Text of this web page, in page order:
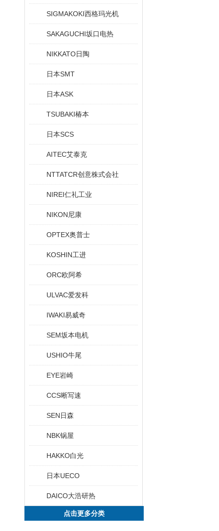
SIGMAKOKI西格玛光机
SAKAGUCHI坂口电热
NIKKATO日陶
日本SMT
日本ASK
TSUBAKI椿本
日本SCS
AITEC艾泰克
NTTATCR创意株式会社
NIREI仁礼工业
NIKON尼康
OPTEX奥普士
KOSHIN工进
ORC欧阿希
ULVAC爱发科
IWAKI易威奇
SEM坂本电机
USHIO牛尾
EYE岩崎
CCS晰写速
SEN日森
NBK锅屋
HAKKO白光
日本UECO
DAICO大浩研热
点击更多分类